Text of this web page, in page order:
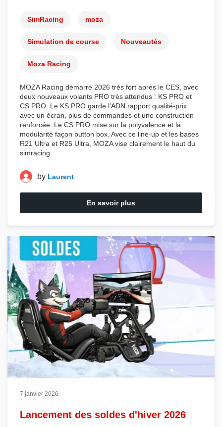
SimRacing moza
Simulation de course Nouveautés
Moza Racing
MOZA Racing démarre 2026 très fort après le CES, avec
deux nouveaux volants PRO très attendus : KS PRO et
CS PRO . Le KS PRO garde l’ADN rapport qualité-prix
avec un écran, plus de commandes et une construction
renforcée. Le CS PRO mise sur la polyvalence et la
modularité façon button box. Avec ce line-up et les bases
R21 Ultra et R25 Ultra MOZAvise clairement le haut du
simracing
by Laurent
En savoir plus
7 janvier 2026
Lancement des soldes d'hiver 2026